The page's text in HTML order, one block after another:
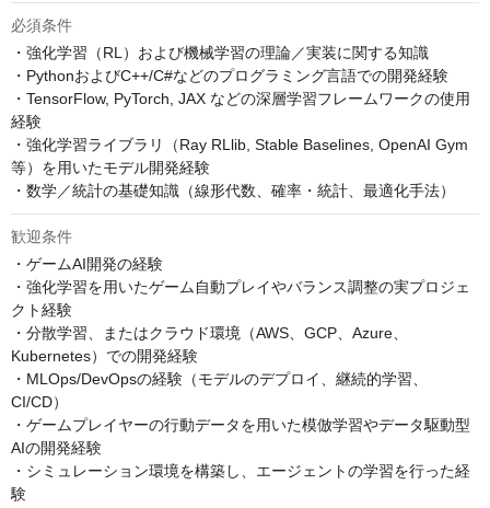
必須条件
・強化学習（RL）および機械学習の理論／実装に関する知識
・PythonおよびC++/C#などのプログラミング言語での開発経験
・TensorFlow, PyTorch, JAX などの深層学習フレームワークの使用
経験
・強化学習ライブラリ（Ray RLlib, Stable Baselines, OpenAI Gym
等）を用いたモデル開発経験
・数学／統計の基礎知識（線形代数、確率・統計、最適化手法）
歓迎条件
・ゲームAI開発の経験
・強化学習を用いたゲーム自動プレイやバランス調整の実プロジェ
クト経験
・分散学習、またはクラウド環境（AWS、GCP、Azure、
Kubernetes）での開発経験
・MLOps/DevOpsの経験（モデルのデプロイ、継続的学習、
CI/CD）
・ゲームプレイヤーの行動データを用いた模倣学習やデータ駆動型
AIの開発経験
・シミュレーション環境を構築し、エージェントの学習を行った経
験